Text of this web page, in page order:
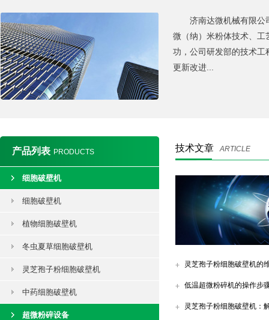
济南达微机械有限公
微（纳）米粉体技术、
功，公司研发部的技术
更新改进...
产品列表 PRODUCTS
细胞破壁机
细胞破壁机
植物细胞破壁机
冬虫夏草细胞破壁机
灵芝孢子粉细胞破壁机
中药细胞破壁机
超微粉碎设备
技术文章 ARTICLE
灵芝孢子粉细胞破壁机的
低温超微粉碎机的操作步
灵芝孢子粉细胞破壁机：